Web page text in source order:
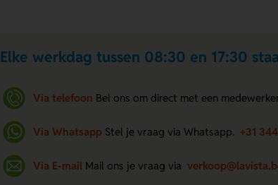
Elke werkdag tussen 08:30 en 17:30
Via telefoon Bel ons om direct met een
Via Whatsapp Stel je vraag via Whatsapp. +31
Via E-mail Mail ons je vraag via